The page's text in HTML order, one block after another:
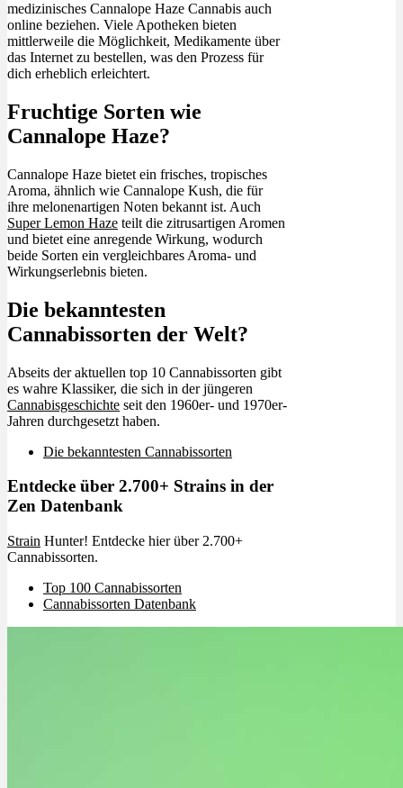
medizinisches Cannalope Haze Cannabis auch
online beziehen. Viele Apotheken bieten
mittlerweile die Möglichkeit, Medikamente über
das Internet zu bestellen, was den Prozess für
dich erheblich erleichtert.
Fruchtige Sorten wie
Cannalope Haze?
Cannalope Haze bietet ein frisches, tropisches
Aroma, ähnlich wie Cannalope Kush, die für
ihre melonenartigen Noten bekannt ist. Auch
Super Lemon Haze teilt die zitrusartigen Aromen
und bietet eine anregende Wirkung, wodurch
beide Sorten ein vergleichbares Aroma- und
Wirkungserlebnis bieten.
Die bekanntesten
Cannabissorten der Welt?
Abseits der aktuellen top 10 Cannabissorten gibt
es wahre Klassiker, die sich in der jüngeren
Cannabisgeschichte seit den 1960er- und 1970er-
Jahren durchgesetzt haben.
Die bekanntesten Cannabissorten
Entdecke über 2.700+ Strains in der
Zen Datenbank
Strain Hunter! Entdecke hier über 2.700+
Cannabissorten.
Top 100 Cannabissorten
Cannabissorten Datenbank